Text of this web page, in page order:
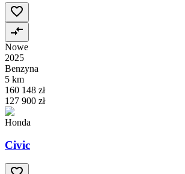
Nowe
2025
Benzyna
5 km
160 148 zł
127 900 zł
Honda
Civic